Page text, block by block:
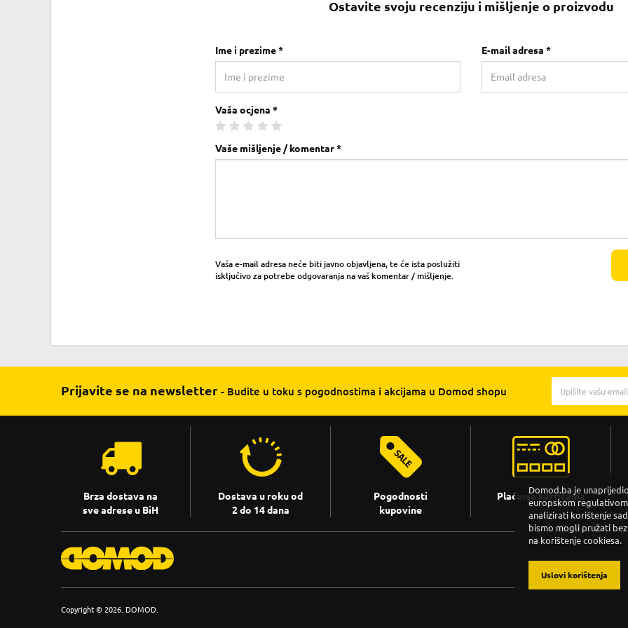
Ostavite svoju recenziju i mišljenje o proizvodu
Ime i prezime * E-mail adresa *
Vaša ocjena *
Vaše mišljenje / komentar *
Vaša e-mail adresa neće biti javno objavljena, te će ista poslužiti
isključivo za potrebe odgovaranja na vaš komentar / mišljenje.
Prijavite se na newsletter - Budite u toku s pogodnostima i akcijama u Domod shopu
Brza dostava na
sve adrese u BiH
Dostava u roku od
2 do 14 dana
Pogodnosti
kupovine
Plaćanje karticama
Copyright © 2026. DOMOD.
Domod.ba je
europskom
analizirati korištenje
bismo mogli pružati
na korištenje cookiesa.
Uslovi korištenja